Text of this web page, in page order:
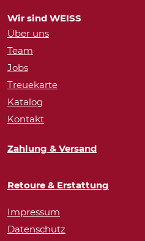
Wir sind WEISS
Über uns
Team
Jobs
Treuekarte
Katalog
Kontakt
Zahlung & Versand
Retoure & Erstattung
Impressum
Datenschutz